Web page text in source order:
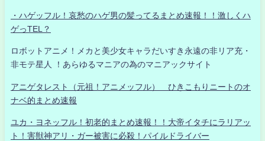
・ハゲッフル！哀愁のハゲ男の髪ってるまとめ速報！！激しくハ
ゲっTEL？
ロボットアニメ！メカと美少女キャラだいすき永遠の非リア充・
非モテ星人 ！あらゆるマニアの為のマニアックサイト
アニゲタレスト（元祖！アニメッフル） ひきこもりニートのオ
ナベ的まとめ速報
ユカ・ヨネッフル！初老的まとめ速報！！大帝イタチにラリアッ
ト！害獣神アリ・ガー被害に必殺！パイルドライバー